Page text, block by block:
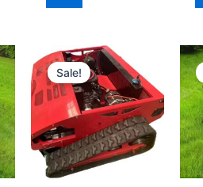
で
ま
す
が
り
ま
す。
オ
プ
シ
ョ
Sale!
価
格
帯:
$1,800.00
–
$2,200.00
こ
の
商
品
に
は